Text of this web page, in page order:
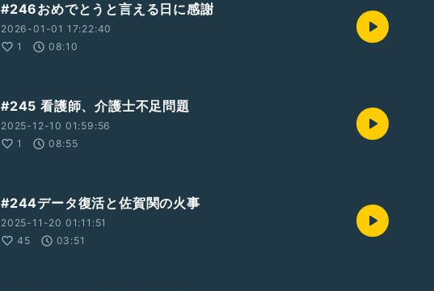
#246おめでとうと言える日に感謝
2026-01-01 17:22:40
1
08:10
#245 看護師、介護士不足問題
2025-12-10 01:59:56
1
08:55
#244データ復活と佐賀関の火事
2025-11-20 01:11:51
45
03:51